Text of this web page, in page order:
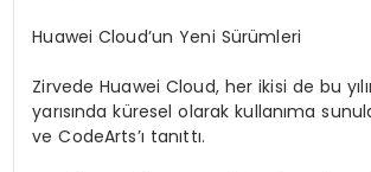
Huawei Cloud’un Yeni Sürümleri
Zirvede Huawei Cloud, her ikisi de bu
yarısında küresel olarak kullanıma
ve CodeArts’ı tanıttı.